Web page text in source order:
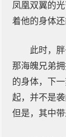
凤凰双翼的
着他的身体还
此时，
那海魄兄弟
的身体，下
起，并不是
但是，其中